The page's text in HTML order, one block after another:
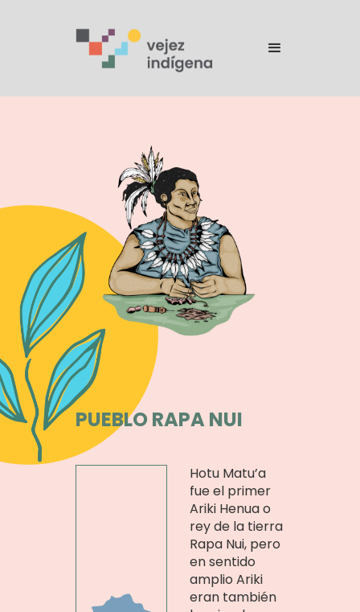
PUEBLO RAPA NUI
Hotu Matu’a
fue el primer
Ariki Henua o
rey de la tierra
Rapa Nui, pero
en sentido
amplio Ariki
eran también